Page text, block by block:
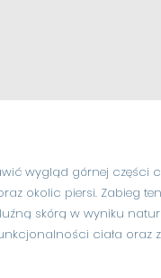
wygląd górnej części
okolic piersi. Zabieg
skórą w wyniku
ciała oraz